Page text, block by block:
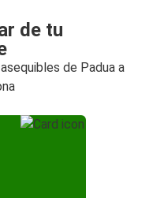
de tu
de Padua a